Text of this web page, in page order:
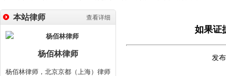
查看详细
本站律师
杨佰林律师
杨佰林律师，北京京都（上海）律师
如果证
发